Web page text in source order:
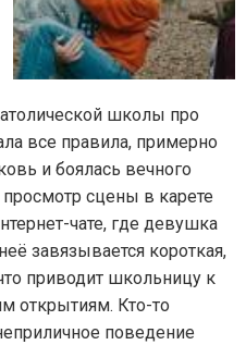
школы про
все правила, примерно
и боялась вечного
сцены в карете
чате, где девушка
завязывается короткая,
приводит школьницу к
открытиям. Кто-то
поведение